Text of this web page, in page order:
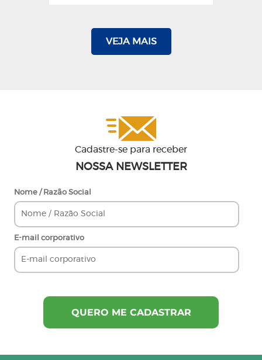
VEJA MAIS
Cadastre-se para receber
NOSSA NEWSLETTER
Nome / Razão Social
E-mail corporativo